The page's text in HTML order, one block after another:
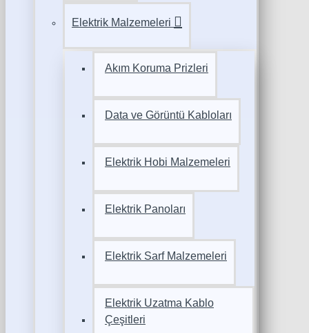
Elektrik Malzemeleri
Akım Koruma Prizleri
Data ve Görüntü Kabloları
Elektrik Hobi Malzemeleri
Elektrik Panoları
Elektrik Sarf Malzemeleri
Elektrik Uzatma Kablo
Çeşitleri